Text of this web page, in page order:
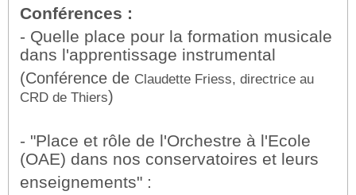
Conférences :
- Quelle place pour la formation musicale
dans l'apprentissage instrumental
(Conférence de Claudette Friess, directrice au
CRD de Thiers)
- "Place et rôle de l'Orchestre à l'Ecole
(OAE) dans nos conservatoires et leurs
enseignements" :